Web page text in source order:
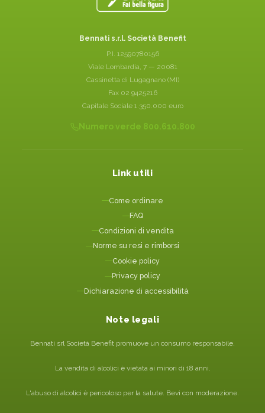
Bennati s.r.l. Società Benefit
P.I. 12590780156
Viale Lombardia, 7 — 20081
Cassinetta di Lugagnano (MI)
Fax 02 9425216
Capitale Sociale 1.350.000 euro
Numero verde 800.610.800
Link utili
Come ordinare
FAQ
Condizioni di vendita
Norme su resi e rimborsi
Cookie policy
Privacy policy
Dichiarazione di accessibilità
Note legali
Bennati srl Società Benefit promuove un consumo responsabile.
La vendita di alcolici è vietata ai minori di 18 anni.
L'abuso di alcolici è pericoloso per la salute. Bevi con moderazione.